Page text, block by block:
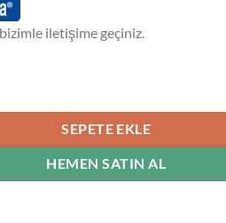
iletişime geçiniz.
SEPETE EKLE
HEMEN SATIN AL